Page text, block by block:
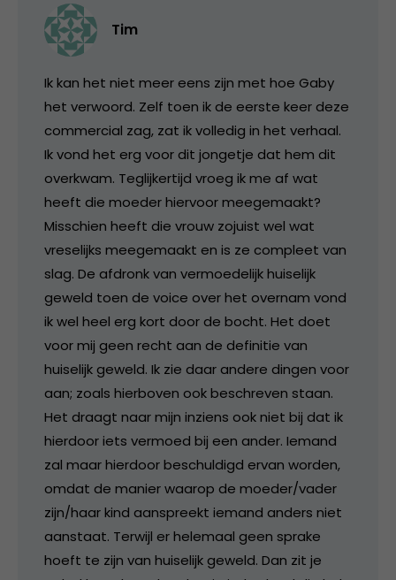
Tim
Ik kan het niet meer eens zijn met hoe Gaby
het verwoord. Zelf toen ik de eerste keer deze
commercial zag, zat ik volledig in het verhaal.
Ik vond het erg voor dit jongetje dat hem dit
overkwam. Teglijkertijd vroeg ik me af wat
heeft die moeder hiervoor meegemaakt?
Misschien heeft die vrouw zojuist wel wat
vreselijks meegemaakt en is ze compleet van
slag. De afdronk van vermoedelijk huiselijk
geweld toen de voice over het overnam vond
ik wel heel erg kort door de bocht. Het doet
voor mij geen recht aan de definitie van
huiselijk geweld. Ik zie daar andere dingen voor
aan; zoals hierboven ook beschreven staan.
Het draagt naar mijn inziens ook niet bij dat ik
hierdoor iets vermoed bij een ander. Iemand
zal maar hierdoor beschuldigd ervan worden,
omdat de manier waarop de moeder/vader
zijn/haar kind aanspreekt iemand anders niet
aanstaat. Terwijl er helemaal geen sprake
hoeft te zijn van huiselijk geweld. Dan zit je